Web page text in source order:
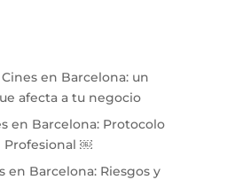
en Barcelona: un
afecta a tu negocio
en Barcelona: Protocolo
Profesional ￼
en Barcelona: Riesgos y